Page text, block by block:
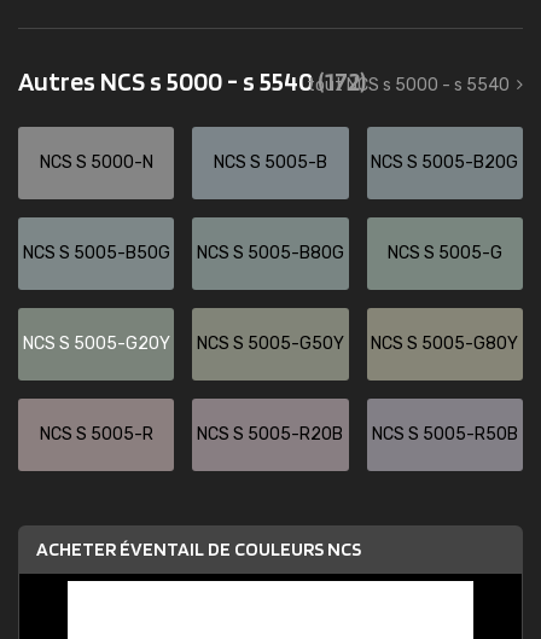
Autres NCS s 5000 - s 5540(172)
tout NCS s 5000 - s 5540
NCS S 5000-N NCS S 5005-B NCS S 5005-B20G
NCS S 5005-B50G NCS S 5005-B80G NCS S 5005-G
NCS S 5005-G20Y NCS S 5005-G50Y NCS S 5005-G80Y
NCS S 5005-R NCS S 5005-R20B NCS S 5005-R50B
ACHETER ÉVENTAIL DE COULEURS NCS